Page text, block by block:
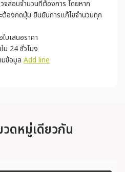
จสอบจำนวนที่ต้องการ โดยหาก
ต้องกดปุ่ม ยืนยันการแก้ไขจำนวนทุก
บเสนอราคา
น 24 ชั่วโมง
ข้อมูล Add line
ดหมู่เดียวกัน